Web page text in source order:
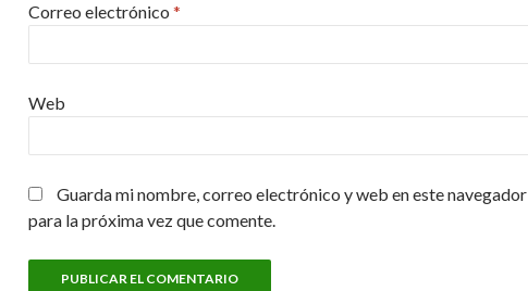
Correo electrónico *
Web
Guarda mi nombre, correo electrónico y web en este navegador
para la próxima vez que comente.